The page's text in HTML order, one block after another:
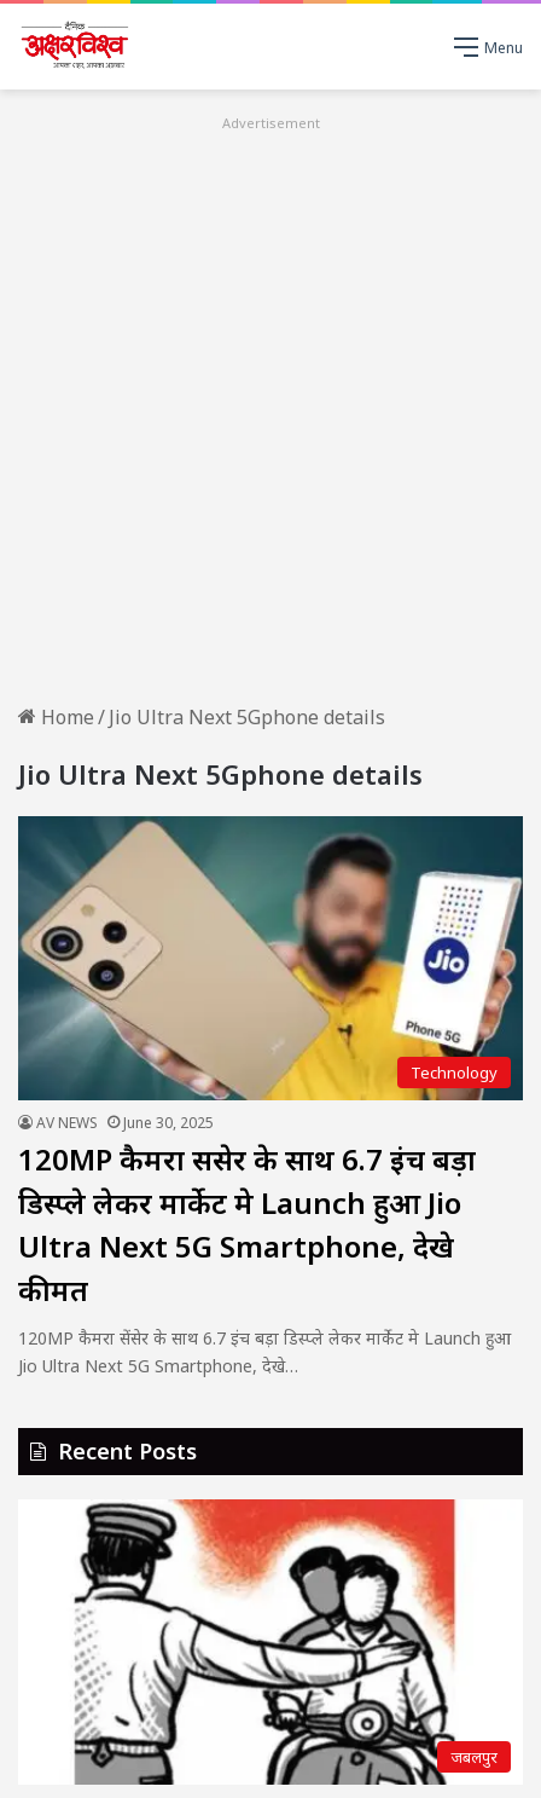
Menu
Advertisement
Home/Jio Ultra Next 5Gphone details
Jio Ultra Next 5Gphone details
Technology
AV NEWS June 30, 2025
120MP कैमरा सेंसेर के साथ 6.7 इंच बड़ा
डिस्प्ले लेकर मार्केट मे Launch हुआ Jio
Ultra Next 5G Smartphone, देखे
कीमत
120MP कैमरा सेंसेर के साथ 6.7 इंच बड़ा डिस्प्ले लेकर मार्केट मे Launch हुआ
Jio Ultra Next 5G Smartphone, देखे…
Recent Posts
जबलपुर